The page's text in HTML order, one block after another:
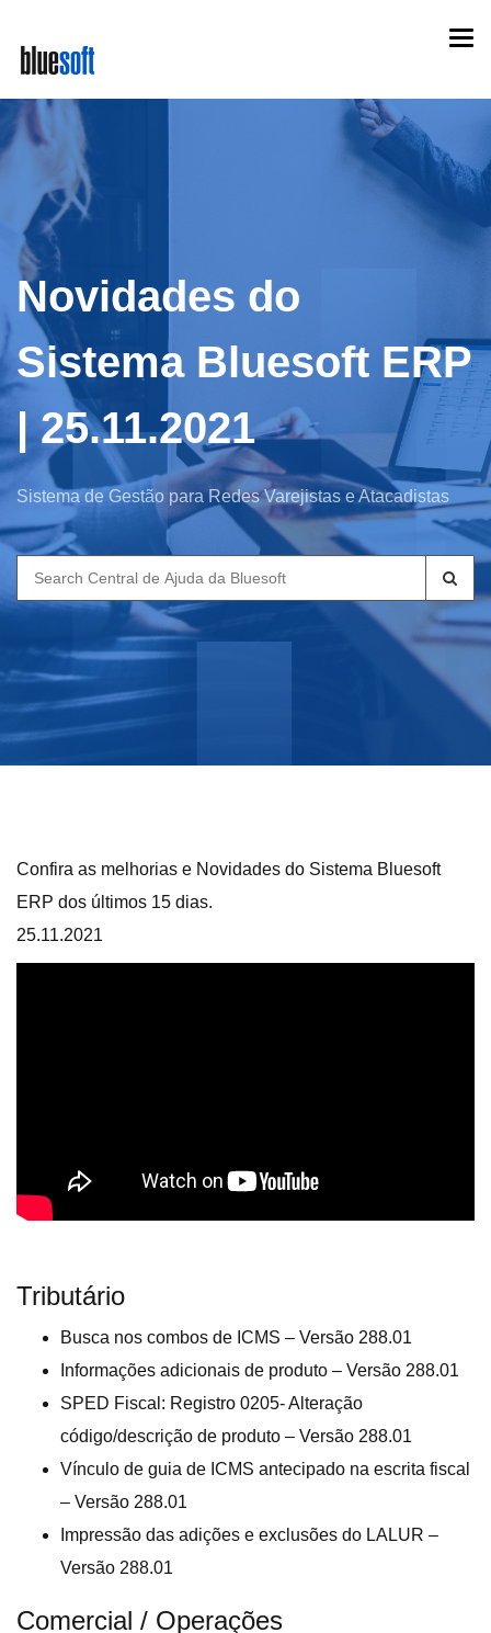
main
content
Novidades do
Sistema Bluesoft ERP
| 25.11.2021
Sistema de Gestão para Redes Varejistas e Atacadistas
Search
for:
Confira as melhorias e Novidades do Sistema Bluesoft
ERP dos últimos 15 dias.
25.11.2021
Tributário
Busca nos combos de ICMS – Versão 288.01
Informações adicionais de produto – Versão 288.01
SPED Fiscal: Registro 0205- Alteração
código/descrição de produto – Versão 288.01
Vínculo de guia de ICMS antecipado na escrita fiscal
– Versão 288.01
Impressão das adições e exclusões do LALUR –
Versão 288.01
Comercial / Operações